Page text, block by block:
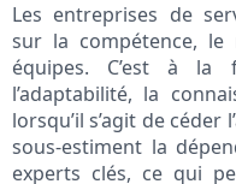
Les entreprises de
sur la compétence, le
équipes. C’est à
l’adaptabilité, la
lorsqu’il s’agit de céder
sous-estiment la
experts clés, ce qui